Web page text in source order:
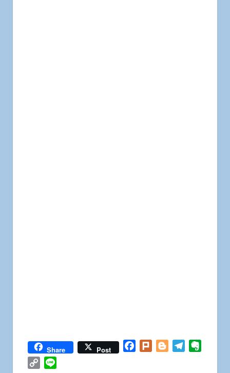
Share Post Facebook
Plurk BloggerTelegram
Copy